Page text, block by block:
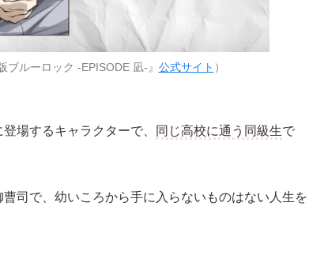
ブルーロック -EPISODE 凪-』 公式サイト ）
登場するキャラクターで、 同じ高校に通う同級生で
曹司で、幼いころから手に入らないものはない人生を